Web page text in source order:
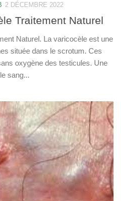
2 DÉCEMBRE 2022
Traitement Naturel
Naturel. La varicocèle est une
située dans le scrotum. Ces
oxygène des testicules. Une
sang...